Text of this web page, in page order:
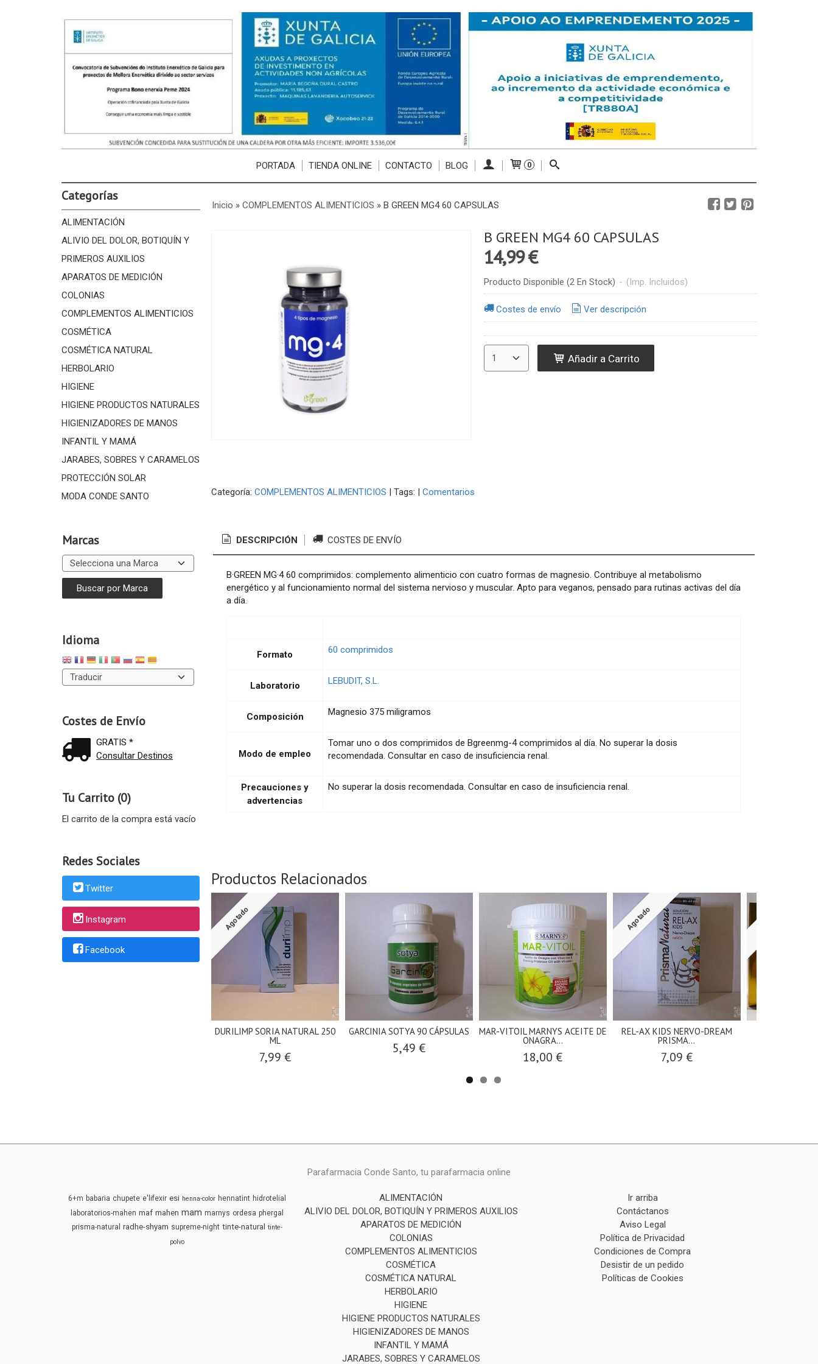
PORTADA TIENDA ONLINE CONTACTO BLOG 0
Categorías
ALIMENTACIÓN
ALIVIO DEL DOLOR, BOTIQUÍN Y
PRIMEROS AUXILIOS
APARATOS DE MEDICIÓN
COLONIAS
COMPLEMENTOS ALIMENTICIOS
COSMÉTICA
COSMÉTICA NATURAL
HERBOLARIO
HIGIENE
HIGIENE PRODUCTOS NATURALES
HIGIENIZADORES DE MANOS
INFANTIL Y MAMÁ
JARABES, SOBRES Y CARAMELOS
PROTECCIÓN SOLAR
MODA CONDE SANTO
Marcas
Idioma
Costes de Envío
GRATIS *
Consultar Destinos
Tu Carrito (0)
El carrito de la compra está vacío
Redes Sociales
Twitter
Instagram
Facebook
Inicio » COMPLEMENTOS ALIMENTICIOS » B GREEN MG4 60 CAPSULAS
B GREEN MG4 60 CAPSULAS
14,99 €
Producto Disponible (2 En Stock) - (Imp. Incluidos)
Costes de envío Ver descripción
Añadir a Carrito
Categoría: COMPLEMENTOS ALIMENTICIOS | Tags: | Comentarios
DESCRIPCIÓN COSTES DE ENVÍO
B·GREEN MG·4 60 comprimidos: complemento alimenticio con cuatro formas de magnesio. Contribuye al metabolismo
energético y al funcionamiento normal del sistema nervioso y muscular. Apto para veganos, pensado para rutinas activas del día
a día.
Formato 60 comprimidos
Laboratorio LEBUDIT, S.L.
Composición Magnesio 375 miligramos
Modo de empleo
Tomar uno o dos comprimidos de Bgreenmg-4 comprimidos al día. No superar la dosis
recomendada. Consultar en caso de insuficiencia renal.
Precauciones y
advertencias
No superar la dosis recomendada. Consultar en caso de insuficiencia renal.
Productos Relacionados
Agotado
DURILIMP SORIA NATURAL 250
ML
7,99 €
GARCINIA SOTYA 90 CÁPSULAS
5,49 €
MAR-VITOIL MARNYS ACEITE DE
ONAGRA...
18,00 €
Agotado
REL-AX KIDS NERVO-DREAM
PRISMA...
7,09 €
Parafarmacia Conde Santo, tu parafarmacia online
6+m babaria chupete e'lifexir esi henna-color hennatint hidrotelial
laboratorios-mahen maf mahen mam marnys ordesa phergal
prisma-natural radhe-shyam supreme-night tinte-natural
tinte-
polvo
ALIMENTACIÓN
ALIVIO DEL DOLOR, BOTIQUÍN Y PRIMEROS AUXILIOS
APARATOS DE MEDICIÓN
COLONIAS
COMPLEMENTOS ALIMENTICIOS
COSMÉTICA
COSMÉTICA NATURAL
HERBOLARIO
HIGIENE
HIGIENE PRODUCTOS NATURALES
HIGIENIZADORES DE MANOS
INFANTIL Y MAMÁ
JARABES, SOBRES Y CARAMELOS
Ir arriba
Contáctanos
Aviso Legal
Política de Privacidad
Condiciones de Compra
Desistir de un pedido
Políticas de Cookies